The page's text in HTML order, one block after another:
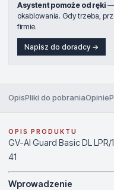
Asystent pomoże od ręki —
okablowania. Gdy trzeba,
firmie.
Napisz do doradcy →
OpisPliki do pobraniaOpinie
OPIS PRODUKTU
GV-AI Guard Basic DL
41
Wprowadzenie